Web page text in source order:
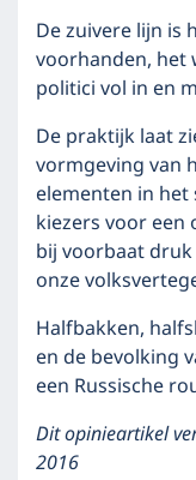
De zuivere lijn is
voorhanden, het
politici vol in en
De praktijk laat
vormgeving van
elementen in het
kiezers voor een
bij voorbaat
onze
Halfbakken,
en de bevolking
een Russische
Dit opinieartikel
2016